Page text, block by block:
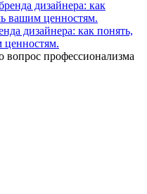
дизайнера: как понять,
ценностям.
профессионализма